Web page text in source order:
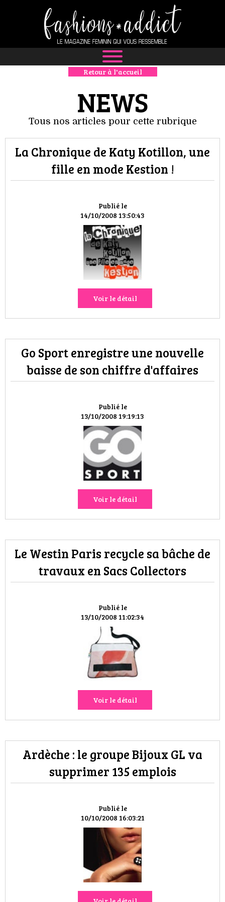
NEWS
MODE
LUXE
DÉFILÉS
BOUTIQUE
CULTURE
HIGH TECH
MAISON
AUTO
LIEUX TENDANCES
MODE DE RUE
JEUNES CRÉATEURS
HISTOIRE DES MARQUES
DÉCO
VOYAGES & LOISIRS
Retour à l'accueil
NEWS
Tous nos articles pour cette rubrique
Publié le
14/10/2008 13:50:43
La Chronique de Katy Kotillon, une
fille en mode Kestion !
Voir le détail
Publié le
13/10/2008 19:19:13
Go Sport enregistre une nouvelle
baisse de son chiffre d'affaires
Voir le détail
Publié le
13/10/2008 11:02:34
Le Westin Paris recycle sa bâche de
travaux en Sacs Collectors
Voir le détail
Publié le
10/10/2008 16:03:21
Ardèche : le groupe Bijoux GL va
supprimer 135 emplois